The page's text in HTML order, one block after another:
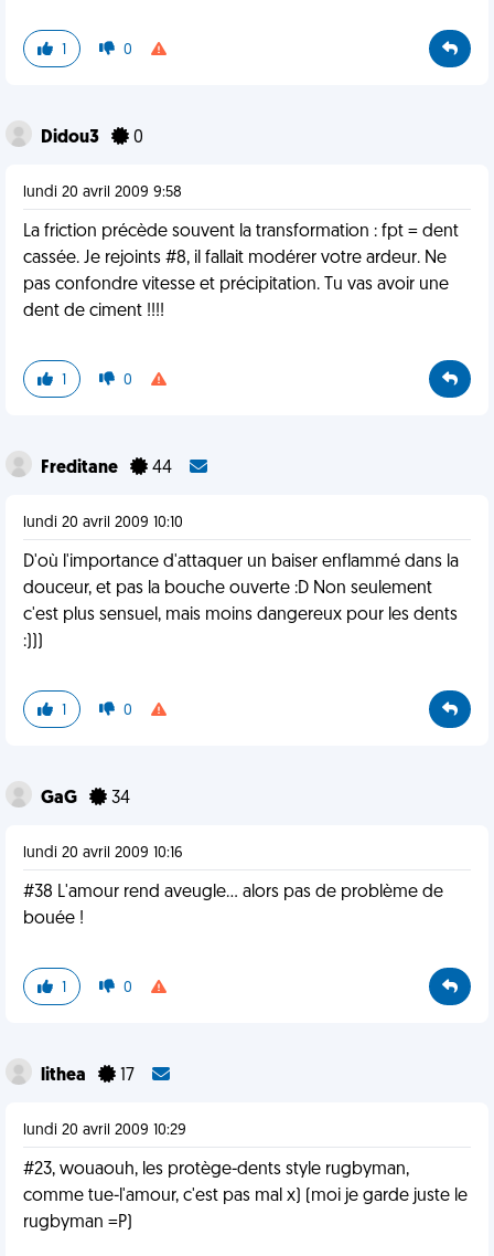
1 0
Didou3 0
lundi 20 avril 2009 9:58
La friction précède souvent la transformation : fpt = dent
cassée. Je rejoints #8, il fallait modérer votre ardeur. Ne
pas confondre vitesse et précipitation. Tu vas avoir une
dent de ciment !!!!
1 0
Freditane 44
lundi 20 avril 2009 10:10
D'où l'importance d'attaquer un baiser enflammé dans la
douceur, et pas la bouche ouverte :D Non seulement
c'est plus sensuel, mais moins dangereux pour les dents
:)))
1 0
GaG 34
lundi 20 avril 2009 10:16
#38 L'amour rend aveugle... alors pas de problème de
bouée !
1 0
lithea 17
lundi 20 avril 2009 10:29
#23, wouaouh, les protège-dents style rugbyman,
comme tue-l'amour, c'est pas mal x) (moi je garde juste le
rugbyman =P)